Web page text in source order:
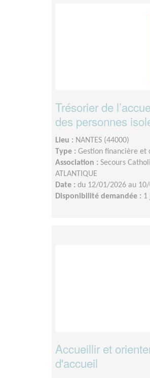
Trésorier de
des personnes
Lieu : NANTES (44000)
Type : Gestion financière et
Association : Secours
ATLANTIQUE
Date : du 12/01/2026 au
Disponibilité demandée : 1
Accueillir et
d'accueil